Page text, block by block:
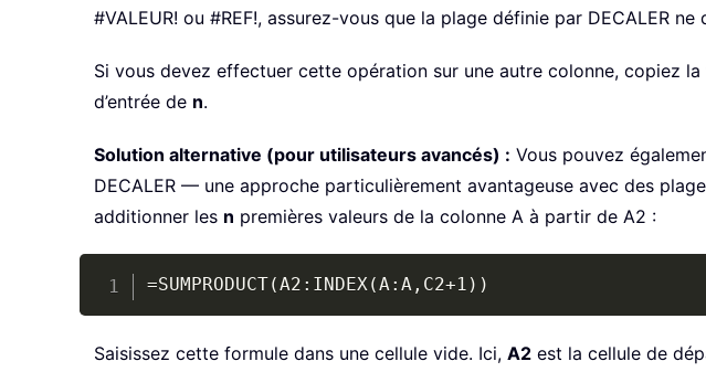
#VALEUR! ou #REF!, assurez-vous que la plage définie par DECALER
Si vous devez effectuer cette opération sur une autre colonne, copiez
d’entrée de n.
Solution alternative (pour utilisateurs avancés) : Vous pouvez
DECALER — une approche particulièrement avantageuse avec des
additionner les n premières valeurs de la colonne A à partir de A2 :
=SUMPRODUCT(A2:INDEX(A:A,C2+1))
Saisissez cette formule dans une cellule vide. Ici, A2 est la cellule de